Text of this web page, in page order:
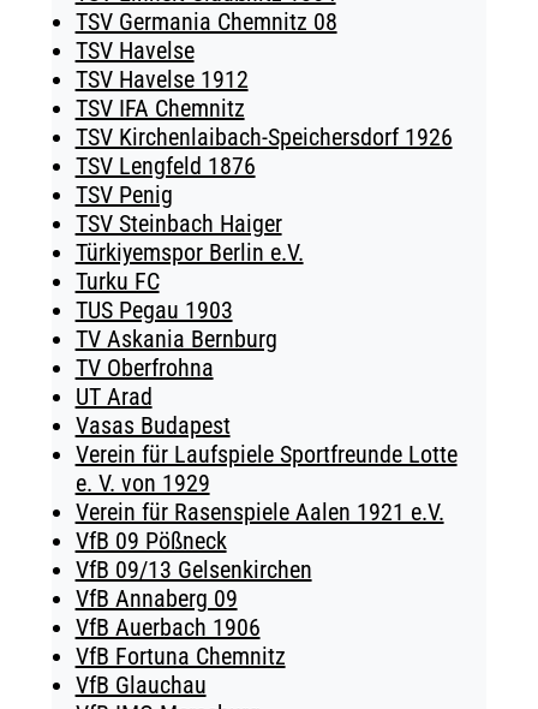
TSV Germania Chemnitz 08
TSV Havelse
TSV Havelse 1912
TSV IFA Chemnitz
TSV Kirchenlaibach-Speichersdorf 1926
TSV Lengfeld 1876
TSV Penig
TSV Steinbach Haiger
Türkiyemspor Berlin e.V.
Turku FC
TUS Pegau 1903
TV Askania Bernburg
TV Oberfrohna
UT Arad
Vasas Budapest
Verein für Laufspiele Sportfreunde Lotte
e. V. von 1929
Verein für Rasenspiele Aalen 1921 e.V.
VfB 09 Pößneck
VfB 09/13 Gelsenkirchen
VfB Annaberg 09
VfB Auerbach 1906
VfB Fortuna Chemnitz
VfB Glauchau